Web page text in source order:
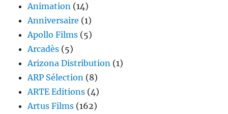
Animation (14)
Anniversaire (1)
Apollo Films (5)
Arcadès (5)
Arizona Distribution (1)
ARP Sélection (8)
ARTE Editions (4)
Artus Films (162)